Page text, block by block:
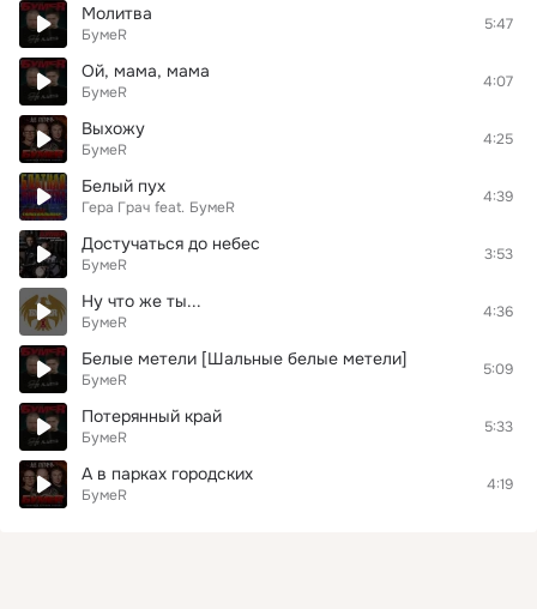
Молитва
БумеR
5:47
Ой, мама, мама
БумеR
4:07
Выхожу
БумеR
4:25
Белый пух
Гера Грач feat. БумеR
4:39
Достучаться до небес
БумеR
3:53
Ну что же ты...
БумеR
4:36
Белые метели [Шальные белые метели]
БумеR
5:09
Потерянный край
БумеR
5:33
А в парках городских
БумеR
4:19